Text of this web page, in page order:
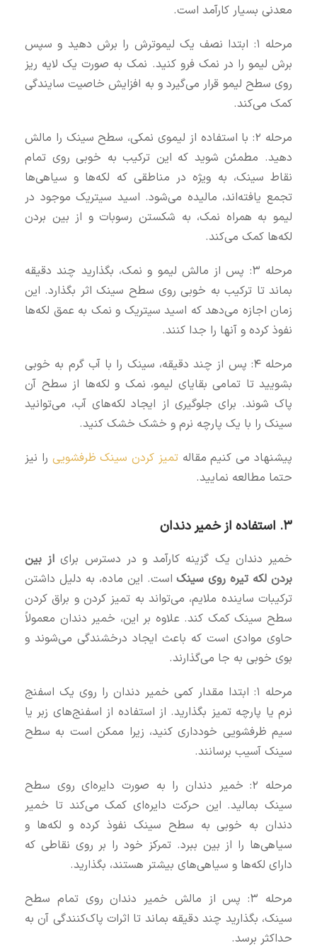
معدنی بسیار کارآمد است.
مرحله ۱: ابتدا نصف یک لیموترش را برش دهید و سپس
برش لیمو را در نمک فرو کنید. نمک به صورت یک لایه ریز
روی سطح لیمو قرار می‌گیرد و به افزایش خاصیت سایندگی
کمک می‌کند.
مرحله ۲: با استفاده از لیموی نمکی، سطح سینک را مالش
دهید. مطمئن شوید که این ترکیب به خوبی روی تمام
نقاط سینک، به ویژه در مناطقی که لکه‌ها و سیاهی‌ها
تجمع یافته‌اند، مالیده می‌شود. اسید سیتریک موجود در
لیمو به همراه نمک، به شکستن رسوبات و از بین بردن
لکه‌ها کمک می‌کند.
مرحله ۳: پس از مالش لیمو و نمک، بگذارید چند دقیقه
بماند تا ترکیب به خوبی روی سطح سینک اثر بگذارد. این
زمان اجازه می‌دهد که اسید سیتریک و نمک به عمق لکه‌ها
نفوذ کرده و آنها را جدا کنند.
مرحله ۴: پس از چند دقیقه، سینک را با آب گرم به خوبی
بشویید تا تمامی بقایای لیمو، نمک و لکه‌ها از سطح آن
پاک شوند. برای جلوگیری از ایجاد لکه‌های آب، می‌توانید
سینک را با یک پارچه نرم و خشک خشک کنید.
پیشنهاد می کنیم مقالهتمیز کردن سینک ظرفشویی را نیز
حتما مطالعه نمایید.
۳. استفاده از خمیر دندان
خمیر دندان یک گزینه کارآمد و در دسترس برای از بین
بردن لکه تیره روی سینکاست. این ماده، به دلیل داشتن
ترکیبات ساینده ملایم، می‌تواند به تمیز کردن و براق کردن
سطح سینک کمک کند. علاوه بر این، خمیر دندان معمولاً
حاوی موادی است که باعث ایجاد درخشندگی می‌شوند و
بوی خوبی به جا می‌گذارند.
مرحله ۱: ابتدا مقدار کمی خمیر دندان را روی یک اسفنج
نرم یا پارچه تمیز بگذارید. از استفاده از اسفنج‌های زبر یا
سیم ظرفشویی خودداری کنید، زیرا ممکن است به سطح
سینک آسیب برسانند.
مرحله ۲: خمیر دندان را به صورت دایره‌ای روی سطح
سینک بمالید. این حرکت دایره‌ای کمک می‌کند تا خمیر
دندان به خوبی به سطح سینک نفوذ کرده و لکه‌ها و
سیاهی‌ها را از بین ببرد. تمرکز خود را بر روی نقاطی که
دارای لکه‌ها و سیاهی‌های بیشتر هستند، بگذارید.
مرحله ۳: پس از مالش خمیر دندان روی تمام سطح
سینک، بگذارید چند دقیقه بماند تا اثرات پاک‌کنندگی آن به
حداکثر برسد.